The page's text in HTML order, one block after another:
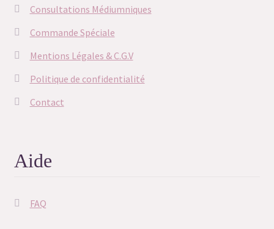
Merci
Mon compte
Newsletter
Panier
Réservation Consultation Ressenti
Réservation Contact Défunt
Consultations Médiumniques
Commande Spéciale
Mentions Légales & C.G.V
Politique de confidentialité
Contact
Aide
FAQ